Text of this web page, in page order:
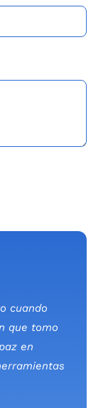
cuando
que tomo
en